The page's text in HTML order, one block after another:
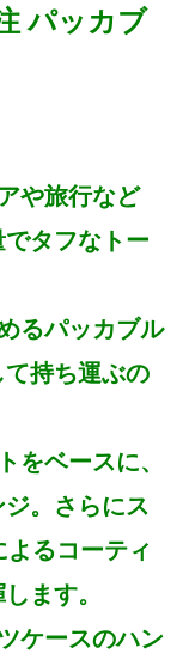
パッカブ
や旅行など
タフなトー
るパッカブル
持ち運ぶの
をベースに、
。さらにス
るコーティ
ます。
ケースのハン